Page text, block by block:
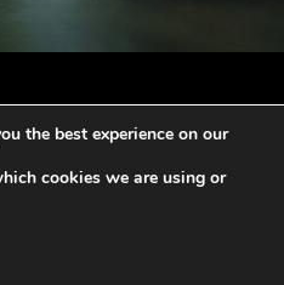
the best experience on our
cookies we are using or